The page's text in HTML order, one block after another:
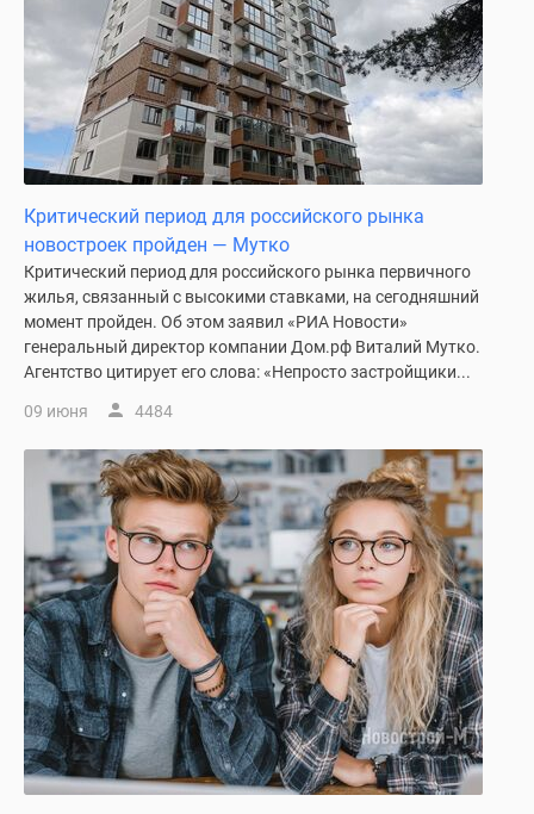
Критический период для российского рынка
новостроек пройден — Мутко
Критический период для российского рынка первичного
жилья, связанный с высокими ставками, на сегодняшний
момент пройден. Об этом заявил «РИА Новости»
генеральный директор компании Дом.рф Виталий Мутко.
Агентство цитирует его слова: «Непросто застройщики...
09 июня 4484